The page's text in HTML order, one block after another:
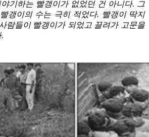
기하는 빨갱이가 없었던 건 아니다. 그
갱이의 수는 극히 적었다. 빨갱이 딱지
람들이 빨갱이가 되었고 끌려가 고문을